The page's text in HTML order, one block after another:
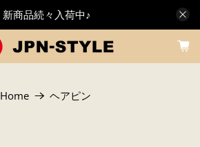
新商品続々入荷中♪
Home ヘアピン